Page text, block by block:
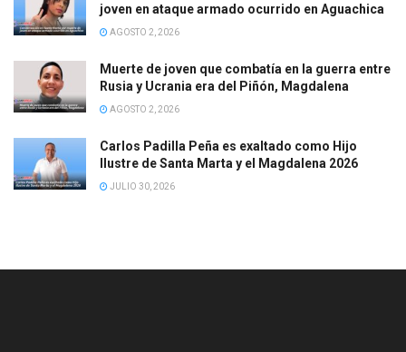
joven en ataque armado ocurrido en Aguachica
AGOSTO 2, 2026
Muerte de joven que combatía en la guerra entre
Rusia y Ucrania era del Piñón, Magdalena
AGOSTO 2, 2026
Carlos Padilla Peña es exaltado como Hijo
Ilustre de Santa Marta y el Magdalena 2026
JULIO 30, 2026